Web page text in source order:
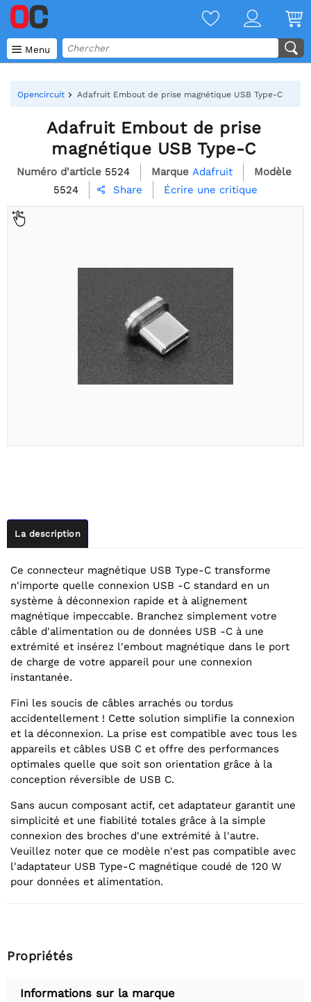
 Menu
Opencircuit Adafruit Embout de prise magnétique USB Type-C
Adafruit Embout de prise
magnétique USB Type-C
Numéro d'article 5524 Marque Adafruit
Modèle
5524
 Share Écrire une critique
La description
Ce connecteur magnétique USB Type-C transforme
n'importe quelle connexion USB -C standard en un
système à déconnexion rapide et à alignement
magnétique impeccable. Branchez simplement votre
câble d'alimentation ou de données USB -C à une
extrémité et insérez l'embout magnétique dans le port
de charge de votre appareil pour une connexion
instantanée.
Fini les soucis de câbles arrachés ou tordus
accidentellement ! Cette solution simplifie la connexion
et la déconnexion. La prise est compatible avec tous les
appareils et câbles USB C et offre des performances
optimales quelle que soit son orientation grâce à la
conception réversible de USB C.
Sans aucun composant actif, cet adaptateur garantit une
simplicité et une fiabilité totales grâce à la simple
connexion des broches d'une extrémité à l'autre.
Veuillez noter que ce modèle n'est pas compatible avec
l'adaptateur USB Type-C magnétique coudé de 120 W
pour données et alimentation.
Propriétés
Informations sur la marque